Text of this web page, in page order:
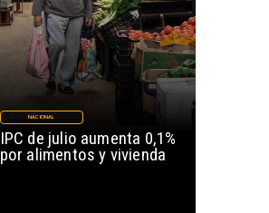
IPC de julio aumenta 0,1%
por alimentos y vivienda
NACIONAL